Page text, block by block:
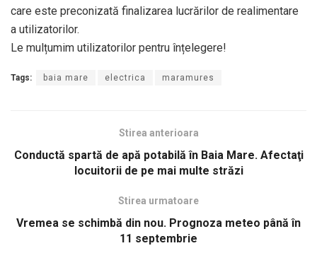
care este preconizată finalizarea lucrărilor de realimentare
a utilizatorilor.
Le mulțumim utilizatorilor pentru înțelegere!
Tags: baia mare electrica maramures
Stirea anterioara
Conductă spartă de apă potabilă în Baia Mare. Afectaţi
locuitorii de pe mai multe străzi
Stirea urmatoare
Vremea se schimbă din nou. Prognoza meteo până în
11 septembrie